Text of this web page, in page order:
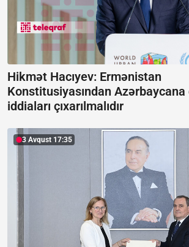
Hikmət Hacıyev: Ermənistan
Konstitusiyasından Azərbaycana
iddiaları çıxarılmalıdır
3 Avqust 17:35